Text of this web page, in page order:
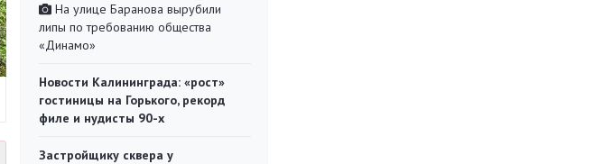
На улице Баранова вырубили
липы по требованию общества
«Динамо»
Новости Калининграда: «рост»
гостиницы на Горького, рекорд
филе и нудисты 90-х
Застройщику сквера у